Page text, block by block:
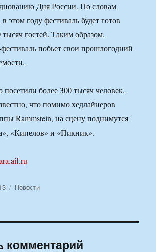
Дня России. По словам
этом году фестиваль будет готов
гостей. Таким образом,
побьет свои прошлогодний
посетили более 300 тысяч человек.
что помимо хедлайнеров
Rammstein, на сцену поднимутся
«Кипелов» и «Пикник».
Рубрики
Новости
комментарий